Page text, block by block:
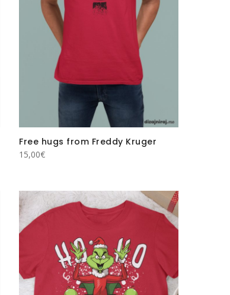
Free hugs from Freddy Kruger
15,00€